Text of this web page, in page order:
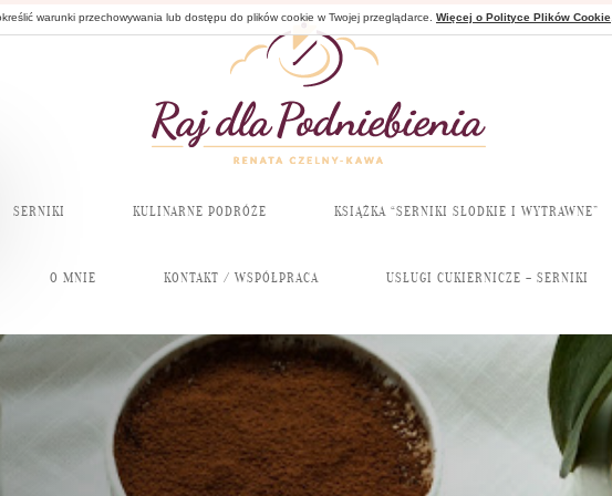
SERNIKI KULINARNE PODRÓŻE KSIĄŻKA “SERNIKI SŁODKIE I WYTRAWNE”
O MNIE KONTAKT / WSPÓŁPRACA USŁUGI CUKIERNICZE – SERNIKI
warunki przechowywania lub dostępu do plików cookie w Twojej przeglądarce. Więcej o Polityce Plików Cookie